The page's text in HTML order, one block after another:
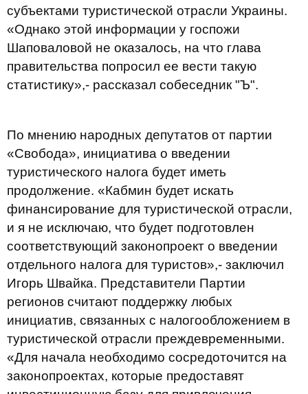
субъектами туристической отрасли Украины.
«Однако этой информации у госпожи
Шаповаловой не оказалось, на что глава
правительства попросил ее вести такую
статистику»,- рассказал собеседник "Ъ".
По мнению народных депутатов от партии
«Свобода», инициатива о введении
туристического налога будет иметь
продолжение. «Кабмин будет искать
финансирование для туристической отрасли,
и я не исключаю, что будет подготовлен
соответствующий законопроект о введении
отдельного налога для туристов»,- заключил
Игорь Швайка. Представители Партии
регионов считают поддержку любых
инициатив, связанных с налогообложением в
туристической отрасли преждевременными.
«Для начала необходимо сосредоточится на
законопроектах, которые предоставят